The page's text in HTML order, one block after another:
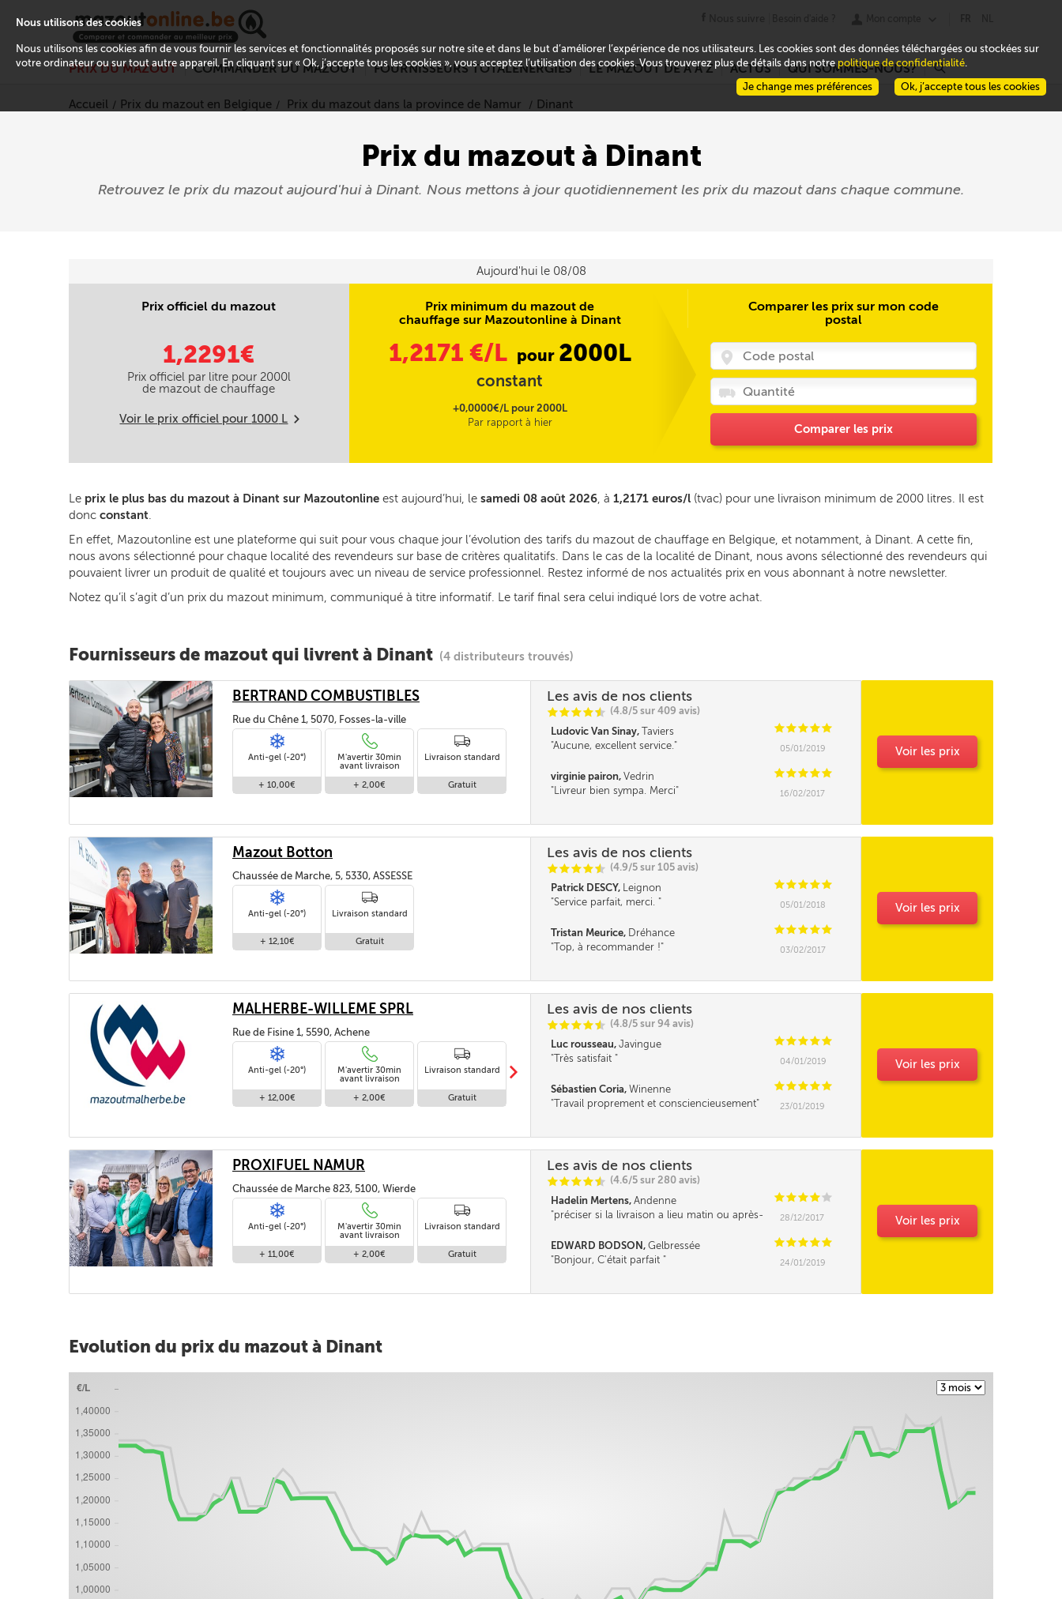
PRIX DU MAZOUT COMMANDER DU MAZOUT FOURNISSEURS TOTALENERGIES LE MAZOUT DE A À Z ACTUS QUI SOMMES-NOUS? r
Accueil Prix du mazout en Belgique Prix du mazout dans la province de Namur Dinant
Prix du mazout à Dinant
Retrouvez le prix du mazout aujourd'hui à Dinant. Nous mettons à jour quotidiennement les prix du mazout dans chaque commune.
Aujourd'hui le 08/08
Prix officiel du mazout
1,2291€
Prix officiel par litre pour 2000l
de mazout de chauffage
Voir le prix officiel pour1000 L m
Prix minimum du mazout de
chauffage sur Mazoutonline à Dinant
1,2171 €/L pour 2000L
constant
+0,0000€/L pour 2000L
Par rapport à hier
Comparer les prix sur mon code
postal
Comparer les prix
Le prix le plus bas du mazout à Dinant sur Mazoutonline est aujourd’hui, le samedi 08 août 2026, à 1,2171 euros/l (tvac) pour une livraison minimum de 2000 litres. Il est
donc constant.
En effet, Mazoutonline est une plateforme qui suit pour vous chaque jour l’évolution des tarifs du mazout de chauffage en Belgique, et notamment, à Dinant. A cette fin,
nous avons sélectionné pour chaque localité des revendeurs sur base de critères qualitatifs. Dans le cas de la localité de Dinant, nous avons sélectionné des revendeurs qui
pouvaient livrer un produit de qualité et toujours avec un niveau de service professionnel. Restez informé de nos actualités prix en vous abonnant à notre newsletter.
Notez qu’il s’agit d’un prix du mazout minimum, communiqué à titre informatif. Le tarif final sera celui indiqué lors de votre achat.
Fournisseurs de mazout qui livrent à Dinant (4 distributeurs trouvés)
BERTRAND COMBUSTIBLES
Rue du Chêne 1, 5070, Fosses-la-ville
Anti-gel (-20°)
+ 10,00€
M'avertir 30min
avant livraison
+ 2,00€
Livraison standard
Gratuit
Les avis de nos clients
CCCCi
@ (4.8/5 sur 409 avis)
Ludovic Van Sinay, Taviers CCCCC
Aucune, excellent service.
05/01/2019
virginie pairon, Vedrin CCCCC
Livreur bien sympa. Merci
16/02/2017
Voir les prix
Mazout Botton
Chaussée de Marche, 5, 5330, ASSESSE
Anti-gel (-20°)
+ 12,10€
Livraison standard
Gratuit
Les avis de nos clients
CCCCi
@ (4.9/5 sur 105 avis)
Patrick DESCY, Leignon CCCCC
Service parfait, merci.
05/01/2018
Tristan Meurice, Dréhance CCCCC
Top, à recommander !
03/02/2017
Voir les prix
MALHERBE-WILLEME SPRL
Rue de Fisine 1, 5590, Achene
Anti-gel (-20°)
+ 12,00€
M'avertir 30min
avant livraison
+ 2,00€
Livraison standard
Gratuit + 15,00€
m
Les avis de nos clients
CCCCi
@ (4.8/5 sur 94 avis)
Luc rousseau, Javingue CCCCC
Très satisfait
04/01/2019
Sébastien Coria, Winenne CCCCC
Travail proprement et consciencieusement
23/01/2019
Voir les prix
PROXIFUEL NAMUR
Chaussée de Marche 823, 5100, Wierde
Anti-gel (-20°)
+ 11,00€
M'avertir 30min
avant livraison
+ 2,00€
Livraison standard
Gratuit
Les avis de nos clients
CCCCi
@ (4.6/5 sur 280 avis)
Hadelin Mertens, Andenne CCCC C
préciser si la livraison a lieu matin ou après-
28/12/2017
EDWARD BODSON, Gelbressée CCCCC
Bonjour, C'était parfait
24/01/2019
Voir les prix
Evolution du prix du mazout à Dinant
Nous utilisons des cookies
Nous utilisons les cookies afin de vous fournir les services et fonctionnalités proposés sur notre site et dans le but d’améliorer l’expérience de nos utilisateurs. Les cookies sont des données téléchargées ou stockées sur
votre ordinateur ou sur tout autre appareil. En cliquant sur « Ok, j’accepte tous les cookies », vous acceptez l’utilisation des cookies. Vous trouverez plus de détails dans notre politique de confidentialité.
Ok, j’accepte tous les cookies
Je change mes préférences